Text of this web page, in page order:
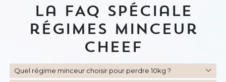
La FAQ spéciale
régimes minceur
Cheef
Quel régime minceur choisir pour perdre 10kg ?